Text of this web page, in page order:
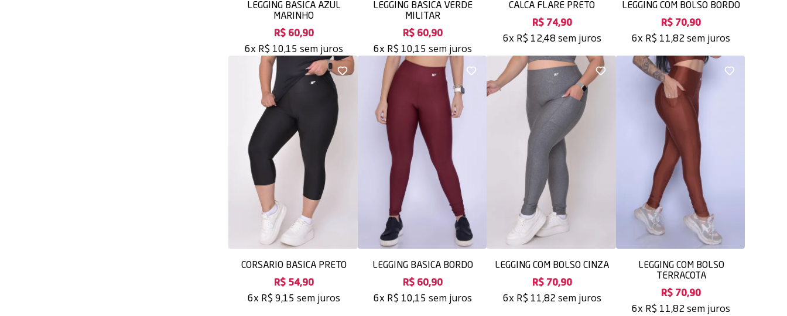
LEGGING BASICA AZUL
MARINHO
R$ 60,90
6x R$ 10,15 sem juros
LEGGING BASICA VERDE
MILITAR
R$ 60,90
6x R$ 10,15sem juros
CALCA FLARE PRETO
R$ 74,90
6x R$ 12,48 sem juros
LEGGING COM BOLSO BORDO
R$ 70,90
6x R$ 11,82sem juros
CORSARIO BASICA PRETO
R$ 54,90
6x R$ 9,15 sem juros
LEGGING BASICA BORDO
R$ 60,90
6x R$ 10,15sem juros
LEGGING COM BOLSO CINZA
R$ 70,90
6x R$ 11,82 sem juros
LEGGING COM BOLSO
TERRACOTA
R$ 70,90
6x R$ 11,82sem juros